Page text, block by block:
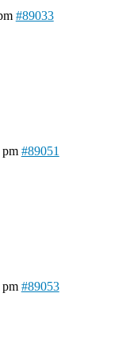
#89033
pm #89051
pm #89053